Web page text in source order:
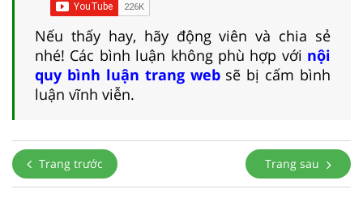
Nếu thấy hay, hãy động viên và chia sẻ
nhé! Các bình luận không phù hợp với nội
quy bình luận trang websẽ bị cấm bình
luận vĩnh viễn.
Trang trước Trang sau